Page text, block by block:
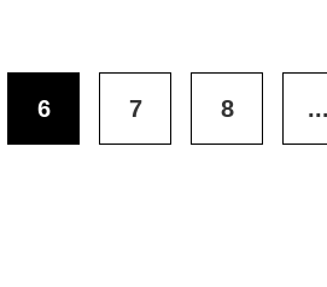
6 7 8 ...